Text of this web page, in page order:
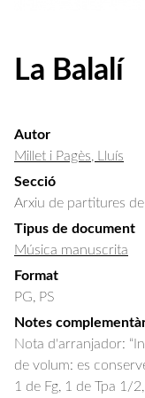
La Balalí
Autor
Millet i Pagès, Lluís
Secció
Arxiu de partitures
Tipus de document
Música manuscrita
Format
PG, PS
Notes
Nota d'arranjador:
de volum: es
1 de Fg, 1 de Tpa 1/